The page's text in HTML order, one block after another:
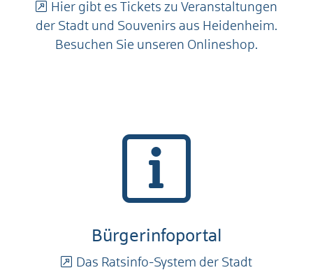
Hier gibt es Tickets zu Veranstaltungen
der Stadt und Souvenirs aus Heidenheim.
Besuchen Sie unseren Onlineshop.
Bürgerinfoportal
Das Ratsinfo-System der Stadt